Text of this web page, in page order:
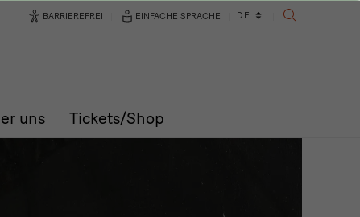
uns Tickets/Shop
BARRIEREFREI EINFACHE SPRACHE
Sprachwechsler
DE
SUCHE